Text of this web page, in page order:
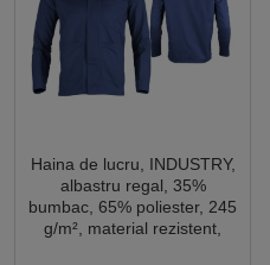
Haina de lucru, INDUSTRY,
albastru regal, 35%
bumbac, 65% poliester, 245
g/m², material rezistent,